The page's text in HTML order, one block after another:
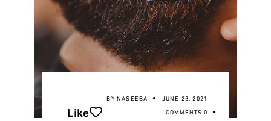
JUNE 23, 2021
BYNASEEBA
0 COMMENTS
Like